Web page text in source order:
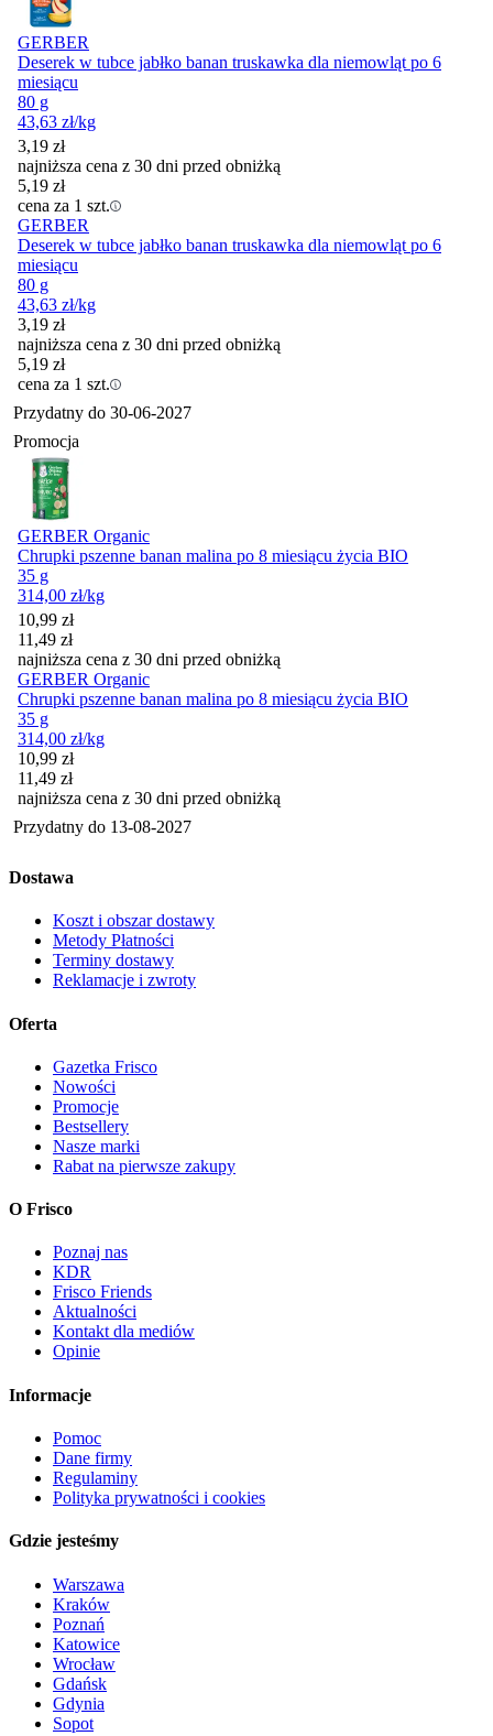
GERBER
Deserek w tubce jabłko banan truskawka dla niemowląt po 6
miesiącu
80 g
43,63 zł/kg
3,19 zł
najniższa cena z 30 dni przed obniżką
5,19 zł
cena za 1 szt.
GERBER
Deserek w tubce jabłko banan truskawka dla niemowląt po 6
miesiącu
80 g
43,63 zł/kg
3,19 zł
najniższa cena z 30 dni przed obniżką
5,19 zł
cena za 1 szt.
Przydatny do 30-06-2027
Promocja
GERBER Organic
Chrupki pszenne banan malina po 8 miesiącu życia BIO
35 g
314,00 zł/kg
Cena promocyjna
10,99 zł
11,49 zł
najniższa cena z 30 dni przed obniżką
GERBER Organic
Chrupki pszenne banan malina po 8 miesiącu życia BIO
35 g
314,00 zł/kg
Cena promocyjna
10,99 zł
11,49 zł
najniższa cena z 30 dni przed obniżką
Przydatny do 13-08-2027
Dostawa
Koszt i obszar dostawy
Metody Płatności
Terminy dostawy
Reklamacje i zwroty
Oferta
Gazetka Frisco
Nowości
Promocje
Bestsellery
Nasze marki
Rabat na pierwsze zakupy
O Frisco
Poznaj nas
KDR
Frisco Friends
Aktualności
Kontakt dla mediów
Opinie
Informacje
Pomoc
Dane firmy
Regulaminy
Polityka prywatności i cookies
Gdzie jesteśmy
Warszawa
Kraków
Poznań
Katowice
Wrocław
Gdańsk
Gdynia
Sopot